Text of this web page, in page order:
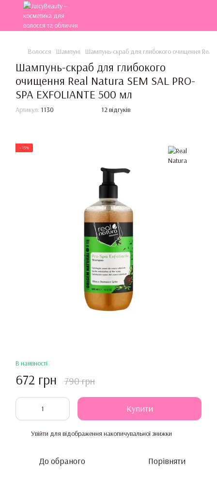
Волосся Шампуні Шампунь-скраб для глибокого очищення Real
Шампунь-скраб для глибокого
очищення Real Natura SEM SAL PRO-
SPA EXFOLIANTE 500 мл
Артикул: 1130 12 відгуків
−15%
В наявності
672 грн 790 грн
Купити
Увійти для відображення накопичувальної знижки
До обраного Порівняти